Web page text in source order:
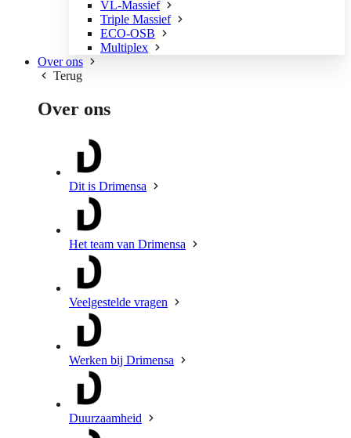
VL-Massief
Triple Massief
ECO-OSB
Multiplex
Over ons
Terug
Over ons
Dit is Drimensa
Het team van Drimensa
Veelgestelde vragen
Werken bij Drimensa
Duurzaamheid